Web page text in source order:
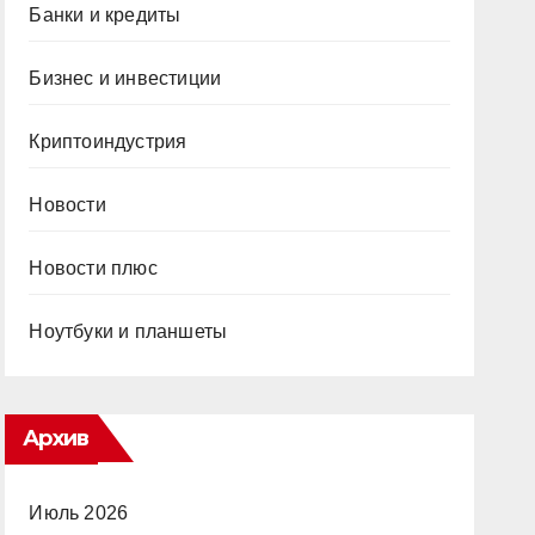
Банки и кредиты
Бизнес и инвестиции
Криптоиндустрия
Новости
Новости плюс
Ноутбуки и планшеты
Архив
Июль 2026